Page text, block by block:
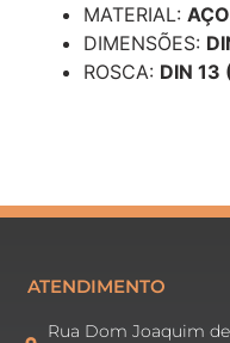
MATERIAL:
DIMENSÕES:
ROSCA: DIN 13
ATENDIMENTO
Rua Dom Joaquim